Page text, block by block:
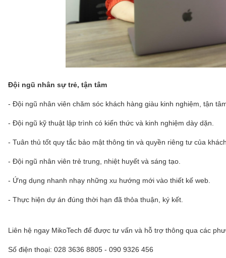
Đội ngũ nhân sự trẻ, tận tâm
- Đội ngũ nhân viên chăm sóc khách hàng giàu kinh nghiệm, tận
- Đội ngũ kỹ thuật lập trình có kiến thức và kinh nghiệm dày dặn.
- Tuân thủ tốt quy tắc bảo mật thông tin và quyền riêng tư của
- Đội ngũ nhân viên trẻ trung, nhiệt huyết và sáng tạo.
- Ứng dụng nhanh nhạy những xu hướng mới vào thiết kế web.
- Thực hiện dự án đúng thời hạn đã thỏa thuận, ký kết.
Liên hệ ngay MikoTech để được tư vấn và hỗ trợ thông qua các
Số điện thoại: 028 3636 8805 - 090 9326 456